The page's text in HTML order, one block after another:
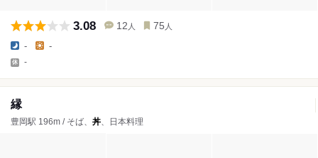
3.08 12 人 75 人
- -
-
縁
豊岡駅 196m / そば、 丼、日本料理